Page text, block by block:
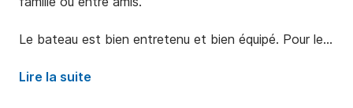
Le bateau est bien entretenu et bien équipé. Pour le
tout le confort à bord avec un wc, une kitchenette,
Lire la suite